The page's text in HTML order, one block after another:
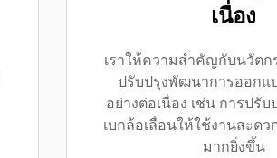
เนื่อง
เราให้ความสำคัญกับนวัตก
ปรับปรุงพัฒนาการออก
อย่างต่อเนื่อง เช่น การปรับ
เบกล้อเลื่อนให้ใช้งานสะดว
มากยิ่งขึ้น